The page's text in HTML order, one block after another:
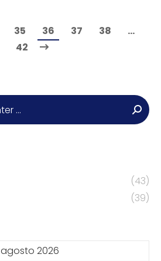
35 36 37 38
…
42
(43)
(39)
agosto 2026